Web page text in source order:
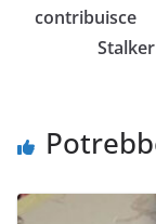
contribuisce